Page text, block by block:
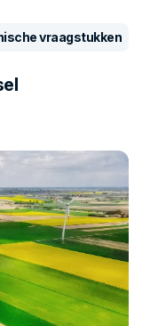
vraagstukken